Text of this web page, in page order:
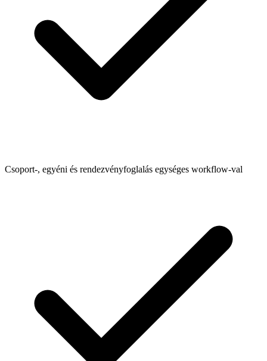
Csoport-, egyéni és rendezvényfoglalás egységes workflow-val